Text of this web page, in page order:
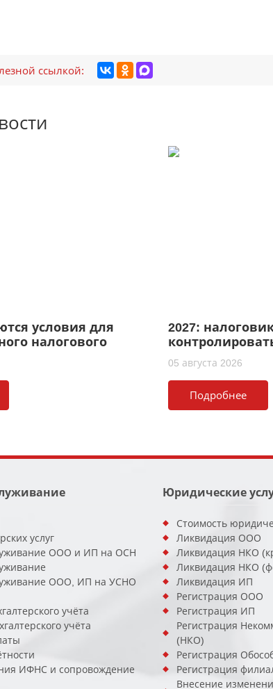
ссылкой:
условия для
налогового
2027:
05 августа 2026
Подробнее
услуг
ООО и ИП на ОСН
ООО, ИП на УСНО
учёта
учёта
ИФНС и сопровождение
Юридические
Стоимость
Ликвидация ООО
Ликвидация НКО
Ликвидация НКО
Ликвидация ИП
Регистрация ООО
Регистрация ИП
Регистрация
(НКО)
Регистрация
Регистрация
Внесение